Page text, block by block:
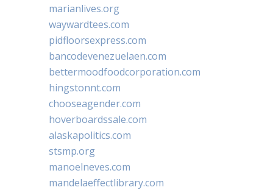
marianlives.org
waywardtees.com
pidfloorsexpress.com
bancodevenezuelaen.com
bettermoodfoodcorporation.com
hingstonnt.com
chooseagender.com
hoverboardssale.com
alaskapolitics.com
stsmp.org
manoelneves.com
mandelaeffectlibrary.com